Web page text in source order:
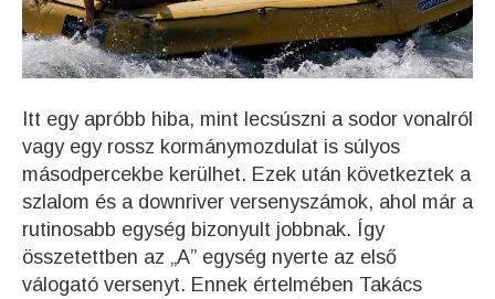
Itt egy apróbb hiba, mint lecsúszni a sodor vonalról
vagy egy rossz kormánymozdulat is súlyos
másodpercekbe kerülhet. Ezek után következtek a
szlalom és a downriver versenyszámok, ahol már a
rutinosabb egység bizonyult jobbnak. Így
összetettben az „A” egység nyerte az első
válogató versenyt. Ennek értelmében Takács